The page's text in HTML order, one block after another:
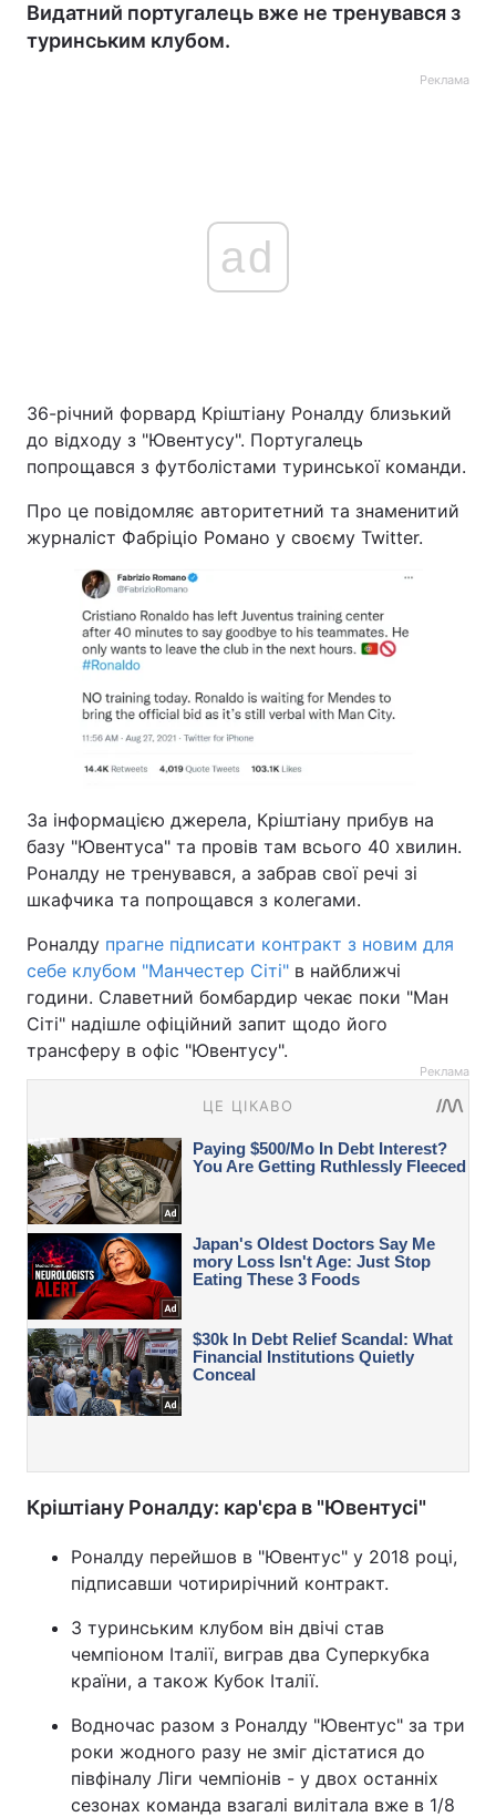
Видатний португалець вже не тренувався з
туринським клубом.
Реклама
ad
36-річний форвард Кріштіану Роналду близький
до відходу з "Ювентусу". Португалець
попрощався з футболістами туринської команди.
Про це повідомляє авторитетний та знаменитий
журналіст Фабріціо Романо у своєму Twitter.
За інформацією джерела, Кріштіану прибув на
базу "Ювентуса" та провів там всього 40 хвилин.
Роналду не тренувався, а забрав свої речі зі
шкафчика та попрощався з колегами.
Роналду прагне підписати контракт з новим для
себе клубом "Манчестер Сіті" в найближчі
години. Славетний бомбардир чекає поки "Ман
Сіті" надішле офіційний запит щодо його
трансферу в офіс "Ювентусу".
Реклама
Кріштіану Роналду: кар'єра в "Ювентусі"
Роналду перейшов в "Ювентус" у 2018 році,
підписавши чотирирічний контракт.
З туринським клубом він двічі став
чемпіоном Італії, виграв два Суперкубка
країни, а також Кубок Італії.
Водночас разом з Роналду "Ювентус" за три
роки жодного разу не зміг дістатися до
півфіналу Ліги чемпіонів - у двох останніх
сезонах команда взагалі вилітала вже в 1/8